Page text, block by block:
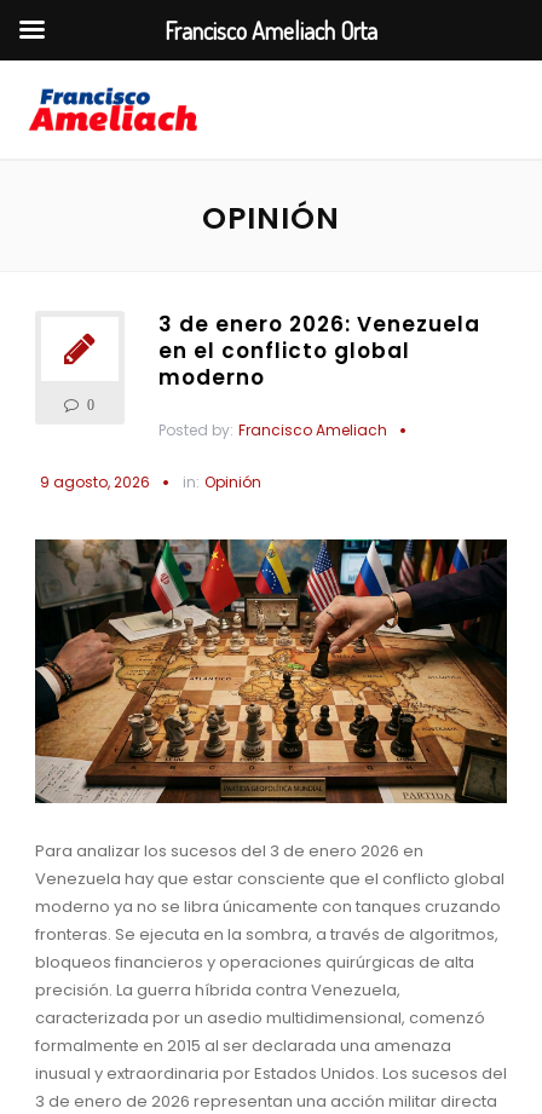
OPINIÓN
0
3 de enero 2026: Venezuela
en el conflicto global
moderno
Posted by: Francisco Ameliach
9 agosto, 2026 in: Opinión
Para analizar los sucesos del 3 de enero 2026 en
Venezuela hay que estar consciente que el conflicto global
moderno ya no se libra únicamente con tanques cruzando
fronteras. Se ejecuta en la sombra, a través de algoritmos,
bloqueos financieros y operaciones quirúrgicas de alta
precisión. La guerra híbrida contra Venezuela,
caracterizada por un asedio multidimensional, comenzó
formalmente en 2015 al ser declarada una amenaza
inusual y extraordinaria por Estados Unidos. Los sucesos del
3 de enero de 2026 representan una acción militar directa
Francisco Ameliach Orta